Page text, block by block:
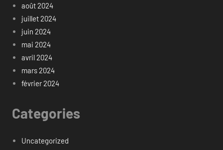
août 2024
juillet 2024
juin 2024
mai 2024
avril 2024
mars 2024
février 2024
Categories
Uncategorized